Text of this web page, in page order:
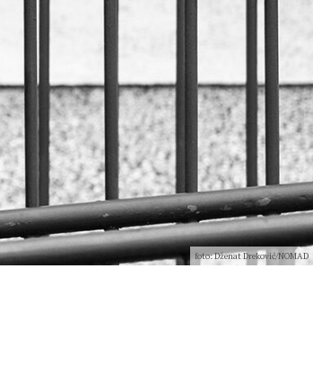
foto: Dženat Dreković/NOMAD